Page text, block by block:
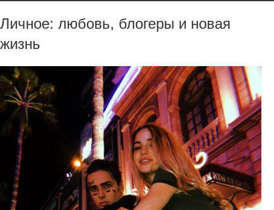
Личное: любовь, блогеры и новая
жизнь